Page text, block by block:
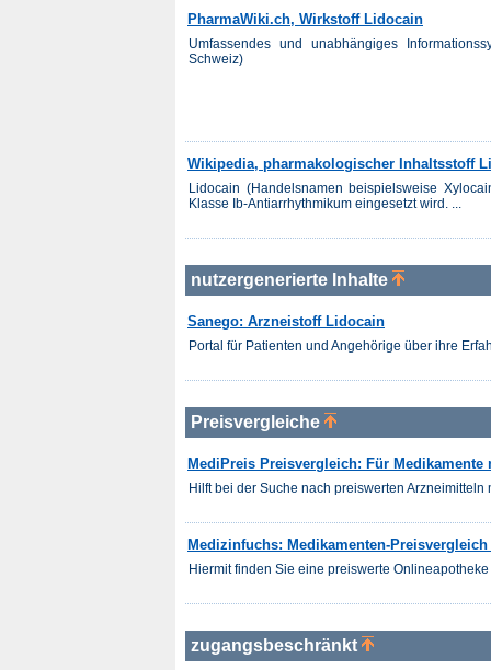
PharmaWiki.ch, Wirkstoff Lidocain
Umfassendes und unabhängiges
Schweiz)
Wikipedia, pharmakologischer Inhaltsstoff
Lidocain (Handelsnamen beispielsweise
Klasse Ib-Antiarrhythmikum eingesetzt wird. ...
nutzergenerierte Inhalte
Sanego: Arzneistoff Lidocain
Portal für Patienten und Angehörige über ihre
Preisvergleiche
MediPreis Preisvergleich: Für
Hilft bei der Suche nach preiswerten Arzneimitteln
Medizinfuchs: Medikamenten-
Hiermit finden Sie eine preiswerte
zugangsbeschränkt